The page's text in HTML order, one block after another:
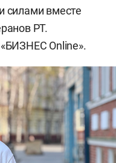
силами вместе
РТ.
Online».